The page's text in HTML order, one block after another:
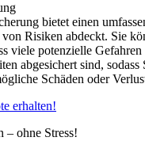
bietet einen
Risiken abdeckt. Sie
viele potenzielle Gefahren
abgesichert sind, sodass
Schäden oder
erhalten!
– ohne Stress!